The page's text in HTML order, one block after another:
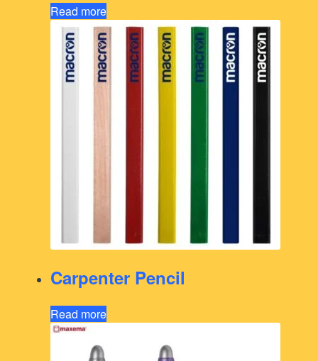
Read more
Carpenter Pencil
Read more